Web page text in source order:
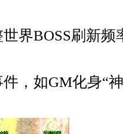
界BOSS刷新
，如GM化身“